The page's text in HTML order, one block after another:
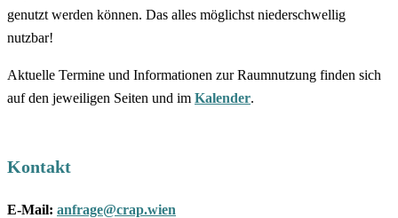
genutzt werden können. Das alles möglichst niederschwellig
nutzbar!
Aktuelle Termine und Informationen zur Raumnutzung finden sich
auf den jeweiligen Seiten und im Kalender.
Kontakt
E-Mail: anfrage@crap.wien